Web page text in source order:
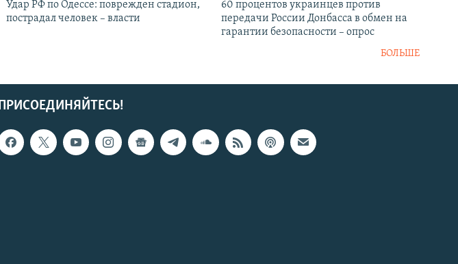
Удар РФ по Одессе: поврежден стадион,
пострадал человек – власти
60 процентов украинцев против
передачи России Донбасса в обмен на
гарантии безопасности – опрос
БОЛЬШЕ
ПРИСОЕДИНЯЙТЕСЬ!